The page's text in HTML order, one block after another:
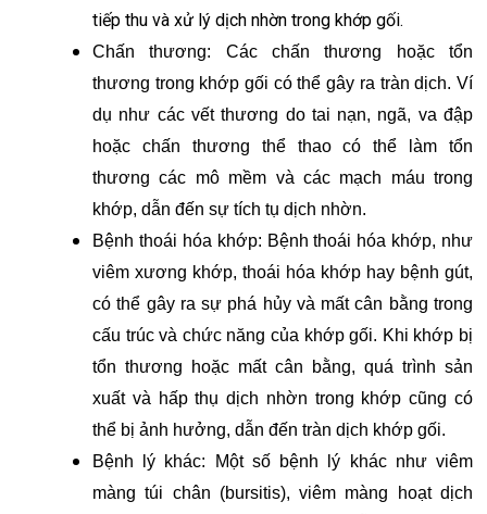
tiếp thu và xử lý dịch nhờn trong khớp gối.
Chấn thương: Các chấn thương hoặc tổn
thương trong khớp gối có thể gây ra tràn dịch. Ví
dụ như các vết thương do tai nạn, ngã, va đập
hoặc chấn thương thể thao có thể làm tổn
thương các mô mềm và các mạch máu trong
khớp, dẫn đến sự tích tụ dịch nhờn.
Bệnh thoái hóa khớp: Bệnh thoái hóa khớp, như
viêm xương khớp, thoái hóa khớp hay bệnh gút,
có thể gây ra sự phá hủy và mất cân bằng trong
cấu trúc và chức năng của khớp gối. Khi khớp bị
tổn thương hoặc mất cân bằng, quá trình sản
xuất và hấp thụ dịch nhờn trong khớp cũng có
thể bị ảnh hưởng, dẫn đến tràn dịch khớp gối.
Bệnh lý khác: Một số bệnh lý khác như viêm
màng túi chân (bursitis), viêm màng hoạt dịch